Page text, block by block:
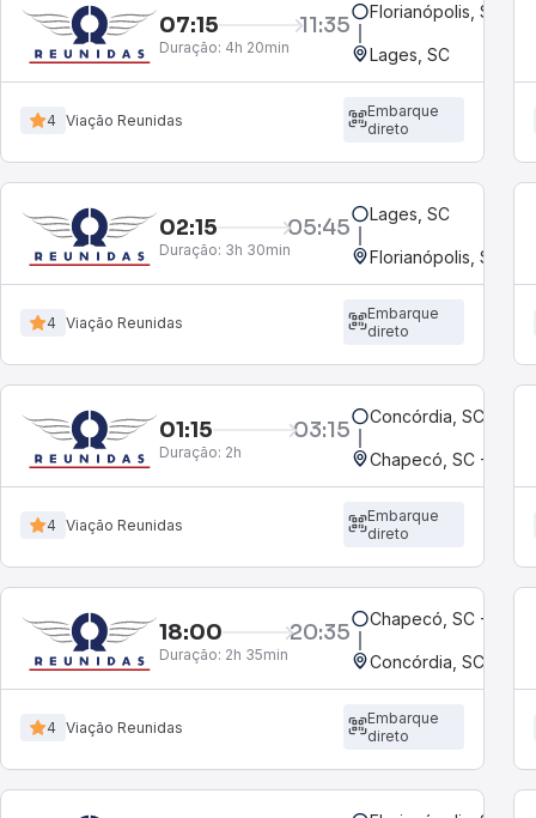
07:15 11:35
Duração: 4h 20min
Florianópolis, SC -
Lages, SC
4 Viação Reunidas
Embarque
direto
02:15 05:45
Duração: 3h 30min
Lages, SC
Florianópolis, SC -
4 Viação Reunidas
Embarque
direto
01:15 03:15
Duração: 2h
Concórdia, SC
Chapecó, SC -
4 Viação Reunidas
Embarque
direto
18:00 20:35
Duração: 2h 35min
Chapecó, SC -
Concórdia, SC
4 Viação Reunidas
Embarque
direto